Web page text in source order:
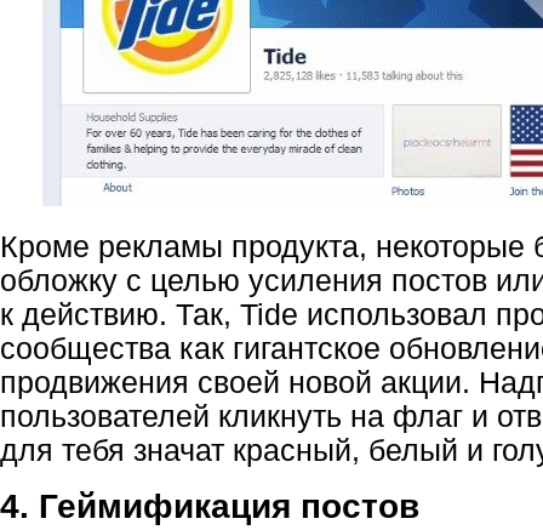
Кроме рекламы продукта, некоторые
обложку с целью усиления постов
к действию. Так, Tide использовал
сообщества как гигантское
продвижения своей новой акции.
пользователей кликнуть на флаг и
для тебя значат красный, белый и
4. Геймификация постов